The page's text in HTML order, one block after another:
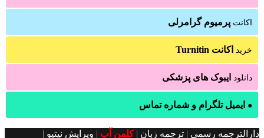
اکانت پرمیوم گرامرلی
خرید اکانت Turnitin
دانلود ایبوک های پزشکی
● ایمیل تلگرام و شماره تماس
دارالترجمه رسمی | ترجمه زبان |کلمن آب | ویرایش نیتیو |